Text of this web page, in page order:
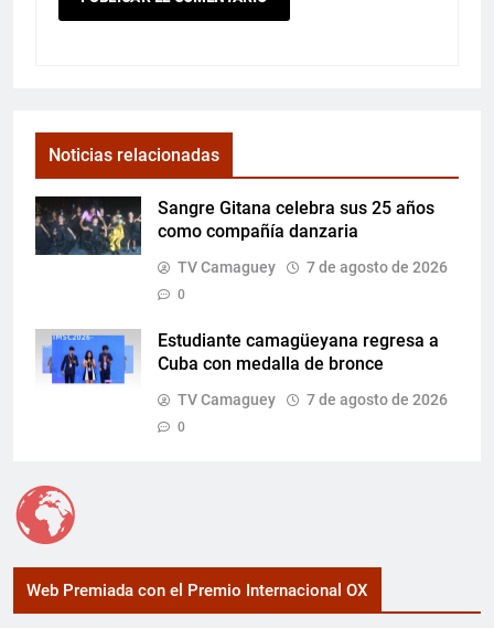
Noticias relacionadas
Sangre Gitana celebra sus 25 años
como compañía danzaria
TV Camaguey 7 de agosto de 2026
0
Estudiante camagüeyana regresa a
Cuba con medalla de bronce
TV Camaguey 7 de agosto de 2026
0
Web Premiada con el Premio Internacional OX